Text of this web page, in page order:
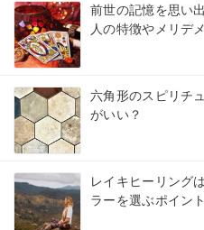
前世の記憶を思い
人の特徴やメリデ
六角形のスピリチ
がいい？
レイキヒーリング
ラーを選ぶポイン